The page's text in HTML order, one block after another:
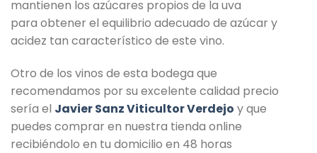
mantienen los azúcares propios de la uva
para obtener el equilibrio adecuado de azúcar y
acidez tan característico de este vino.
Otro de los vinos de esta bodega que
recomendamos por su excelente calidad precio
sería el Javier Sanz Viticultor Verdejo y que
puedes comprar en nuestra tienda online
recibiéndolo en tu domicilio en 48 horas